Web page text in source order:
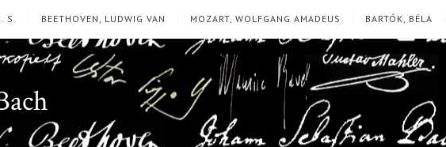
S. BEETHOVEN, LUDWIG VAN MOZART, WOLFGANG AMADEUS BARTÓK, BÉLA